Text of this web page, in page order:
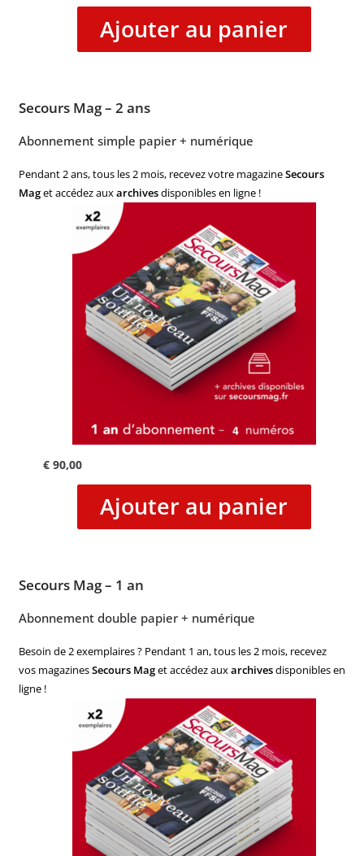
Ajouter au panier
Secours Mag – 2 ans
Abonnement simple papier + numérique
Pendant 2 ans, tous les 2 mois, recevez votre magazineSecours
Maget accédez auxarchivesdisponibles en ligne !
€90,00
Ajouter au panier
Secours Mag – 1 an
Abonnement double papier + numérique
Besoin de 2 exemplaires ? Pendant 1 an, tous les 2 mois, recevez
vos magazinesSecours Maget accédez auxarchivesdisponibles en
ligne !